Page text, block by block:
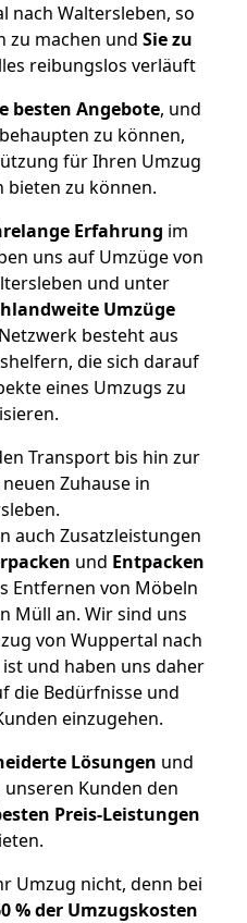
nach Waltersleben, so
zu machen und Sie zu
reibungslos verläuft
besten Angebote, und
zu können,
für Ihren Umzug
bieten zu können.
Erfahrung im
uns auf Umzüge von
und unter
Umzüge
besteht aus
die sich darauf
eines Umzugs zu
Transport bis hin zur
Zuhause in
auch Zusatzleistungen
und Entpacken
Entfernen von Möbeln
Müll an. Wir sind uns
von Wuppertal nach
und haben uns daher
die Bedürfnisse und
einzugehen.
Lösungen und
Kunden den
Preis-Leistungen
Umzug nicht, denn bei
% der Umzugskosten